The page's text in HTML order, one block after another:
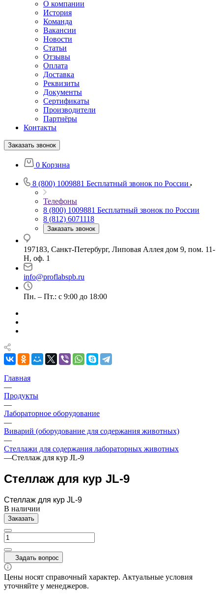
О компании
История
Команда
Вакансии
Новости
Статьи
Отзывы
Оплата
Доставка
Реквизиты
Документы
Сертификаты
Производители
Партнёры
Контакты
Заказать звонок
0 Корзина
8 (800) 1009881 Бесплатный звонок по России
Телефоны
8 (800) 1009881 Бесплатный звонок по России
8 (812) 6071118
Заказать звонок
197183, Санкт-Петербург, Липовая Аллея дом 9, пом. 11-
Н, оф. 1
info@proflabspb.ru
Пн. – Пт.: с 9:00 до 18:00
Главная
—
Продукты
—
Лабораторное оборудование
—
Виварий (оборудование для содержания животных)
—
Стеллажи для содержания лабораторных животных
—Стеллаж для кур JL-9
Стеллаж для кур JL-9
Стеллаж для кур JL-9
В наличии
Заказать
Задать вопрос
Цены носят справочный характер. Актуальные условия
уточняйте у менеджеров.